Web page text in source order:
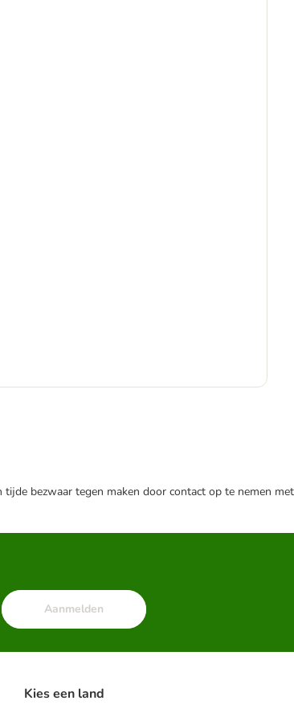
bezwaar tegen maken door contact op te nemen met
Aanmelden
Kies een land